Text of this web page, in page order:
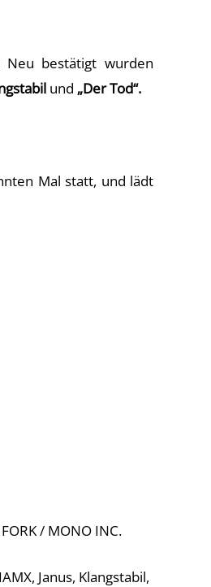
Neu bestätigt wurden
und „Der Tod“.
Mal statt, und lädt
/ MONO INC.
Janus, Klangstabil,